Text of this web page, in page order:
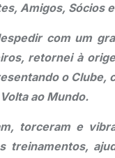
Amigos, Sócios
com um
retornei à
o
ao Mundo.
torceram e
treinamentos,